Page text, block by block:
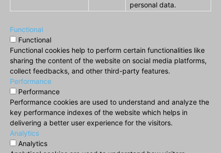
personal data.
Functional
Functional
Functional cookies help to perform certain functionalities like
sharing the content of the website on social media platforms,
collect feedbacks, and other third-party features.
Performance
Performance
Performance cookies are used to understand and analyze the
key performance indexes of the website which helps in
delivering a better user experience for the visitors.
Analytics
Analytics